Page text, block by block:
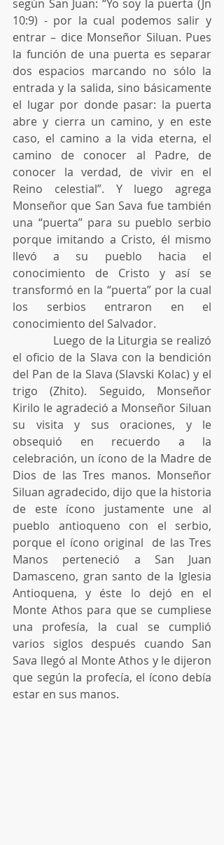
según San Juan: “Yo soy la puerta (Jn
10:9) - por la cual podemos salir y
entrar – dice Monseñor Siluan. Pues
la función de una puerta es separar
dos espacios marcando no sólo la
entrada y la salida, sino básicamente
el lugar por donde pasar: la puerta
abre y cierra un camino, y en este
caso, el camino a la vida eterna, el
camino de conocer al Padre, de
conocer la verdad, de vivir en el
Reino celestial”. Y luego agrega
Monseñor que San Sava fue también
una “puerta” para su pueblo serbio
porque imitando a Cristo, él mismo
llevó a su pueblo hacia el
conocimiento de Cristo y así se
transformó en la “puerta” por la cual
los serbios entraron en el
conocimiento del Salvador.
el oficio de la Slava con la bendición
del Pan de la Slava (Slavski Kolac) y el
trigo (Zhito). Seguido, Monseñor
Kirilo le agradeció a Monseñor Siluan
su visita y sus oraciones, y le
obsequió en recuerdo a la
celebración, un ícono de la Madre de
Dios de las Tres manos. Monseñor
Siluan agradecido, dijo que la historia
de este ícono justamente une al
pueblo antioqueno con el serbio,
porque el ícono original  de las Tres
Manos perteneció a San Juan
Damasceno, gran santo de la Iglesia
Antioquena, y éste lo dejó en el
Monte Athos para que se cumpliese
una profesía, la cual se cumplió
varios siglos después cuando San
Sava llegó al Monte Athos y le dijeron
que según la profecía, el ícono debía
estar en sus manos.